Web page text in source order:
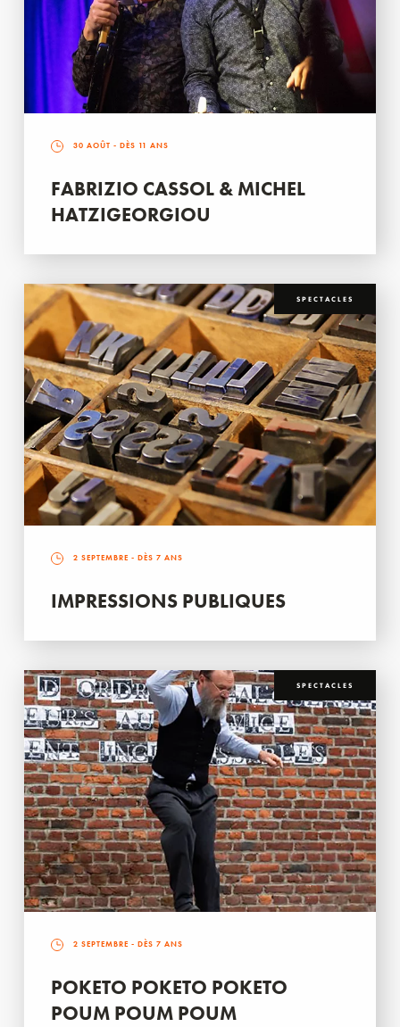
30 AOÛT - DÈS 11 ANS
FABRIZIO CASSOL & MICHEL
HATZIGEORGIOU
SPECTACLES
2 SEPTEMBRE - DÈS 7 ANS
IMPRESSIONS PUBLIQUES
SPECTACLES
2 SEPTEMBRE - DÈS 7 ANS
POKETO POKETO POKETO
POUM POUM POUM